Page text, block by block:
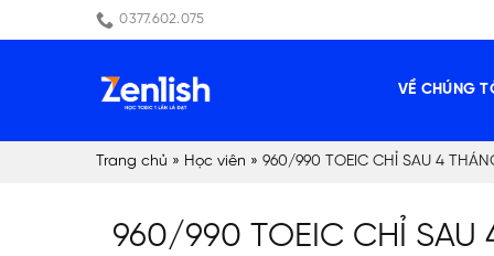
to
0377.602.075
VỀ CHÚNG
Trang chủ » Học viên » 960/990 TOEIC CHỈ SAU 4
960/990 TOEIC CHỈ SAU